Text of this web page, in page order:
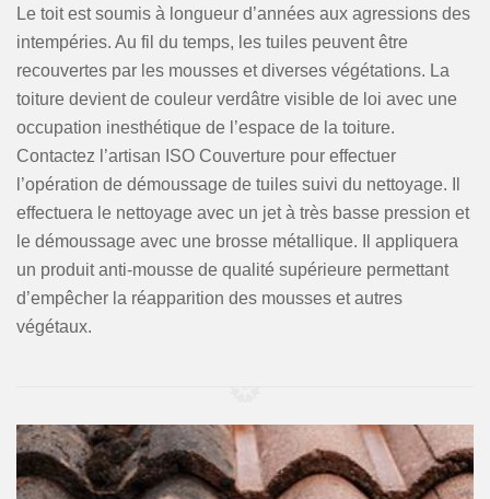
Le toit est soumis à longueur d’années aux agressions des
intempéries. Au fil du temps, les tuiles peuvent être
recouvertes par les mousses et diverses végétations. La
toiture devient de couleur verdâtre visible de loi avec une
occupation inesthétique de l’espace de la toiture.
Contactez l’artisan ISO Couverture pour effectuer
l’opération de démoussage de tuiles suivi du nettoyage. Il
effectuera le nettoyage avec un jet à très basse pression et
le démoussage avec une brosse métallique. Il appliquera
un produit anti-mousse de qualité supérieure permettant
d’empêcher la réapparition des mousses et autres
végétaux.